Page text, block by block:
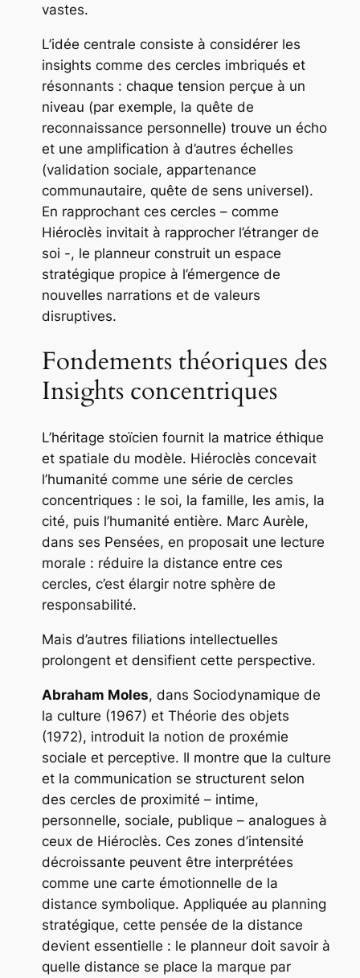
vastes.
L’idée centrale consiste à considérer les
insights comme des cercles imbriqués et
résonnants : chaque tension perçue à un
niveau (par exemple, la quête de
reconnaissance personnelle) trouve un écho
et une amplification à d’autres échelles
(validation sociale, appartenance
communautaire, quête de sens universel).
En rapprochant ces cercles – comme
Hiéroclès invitait à rapprocher l’étranger de
soi -, le planneur construit un espace
stratégique propice à l’émergence de
nouvelles narrations et de valeurs
disruptives.
Fondements théoriques des
Insights concentriques
L’héritage stoïcien fournit la matrice éthique
et spatiale du modèle. Hiéroclès concevait
l’humanité comme une série de cercles
concentriques : le soi, la famille, les amis, la
cité, puis l’humanité entière. Marc Aurèle,
dans ses Pensées, en proposait une lecture
morale : réduire la distance entre ces
cercles, c’est élargir notre sphère de
responsabilité.
Mais d’autres filiations intellectuelles
prolongent et densifient cette perspective.
Abraham Moles, dans Sociodynamique de
la culture (1967) et Théorie des objets
(1972), introduit la notion de proxémie
sociale et perceptive. Il montre que la culture
et la communication se structurent selon
des cercles de proximité – intime,
personnelle, sociale, publique – analogues à
ceux de Hiéroclès. Ces zones d’intensité
décroissante peuvent être interprétées
comme une carte émotionnelle de la
distance symbolique. Appliquée au planning
stratégique, cette pensée de la distance
devient essentielle : le planneur doit savoir à
quelle distance se place la marque par